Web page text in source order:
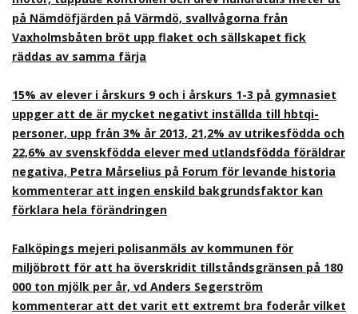
på Nämdöfjärden på Värmdö, svallvågorna från
Vaxholmsbåten bröt upp flaket och sällskapet fick
räddas av samma färja
15% av elever i årskurs 9 och i årskurs 1-3 på gymnasiet
uppger att de är mycket negativt inställda till hbtqi-
personer, upp från 3% år 2013, 21,2% av utrikesfödda och
22,6% av svenskfödda elever med utlandsfödda föräldrar
negativa, Petra Mårselius på Forum för levande historia
kommenterar att ingen enskild bakgrundsfaktor kan
förklara hela förändringen
Falköpings mejeri polisanmäls av kommunen för
miljöbrott för att ha överskridit tillståndsgränsen på 180
000 ton mjölk per år, vd Anders Segerström
kommenterar att det varit ett extremt bra foderår vilket